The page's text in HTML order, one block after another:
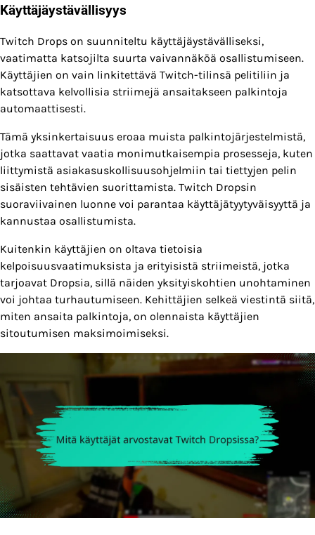
Käyttäjäystävällisyys
Twitch Drops on suunniteltu käyttäjäystävälliseksi,
vaatimatta katsojilta suurta vaivannäköä osallistumiseen.
Käyttäjien on vain linkitettävä Twitch-tilinsä pelitiliin ja
katsottava kelvollisia striimejä ansaitakseen palkintoja
automaattisesti.
Tämä yksinkertaisuus eroaa muista palkintojärjestelmistä,
jotka saattavat vaatia monimutkaisempia prosesseja, kuten
liittymistä asiakasuskollisuusohjelmiin tai tiettyjen pelin
sisäisten tehtävien suorittamista. Twitch Dropsin
suoraviivainen luonne voi parantaa käyttäjätyytyväisyyttä ja
kannustaa osallistumista.
Kuitenkin käyttäjien on oltava tietoisia
kelpoisuusvaatimuksista ja erityisistä striimeistä, jotka
tarjoavat Dropsia, sillä näiden yksityiskohtien unohtaminen
voi johtaa turhautumiseen. Kehittäjien selkeä viestintä siitä,
miten ansaita palkintoja, on olennaista käyttäjien
sitoutumisen maksimoimiseksi.